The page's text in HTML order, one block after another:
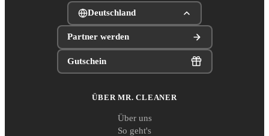
Deutschland
Partner werden
Gutschein
ÜBER MR. CLEANER
Über uns
So geht's